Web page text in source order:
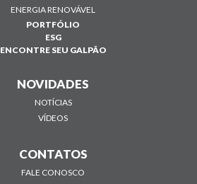
ENERGIA RENOVÁVEL
PORTFÓLIO
ESG
ENCONTRE SEU GALPÃO
NOVIDADES
NOTÍCIAS
VÍDEOS
CONTATOS
FALE CONOSCO